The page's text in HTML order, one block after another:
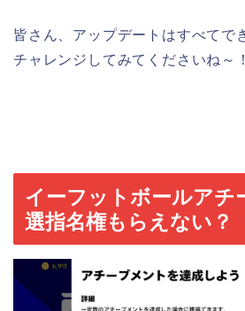
皆さん、アップデートはすべてで
チャレンジしてみてくださいね～！
イーフットボールアチ
選指名権もらえない？